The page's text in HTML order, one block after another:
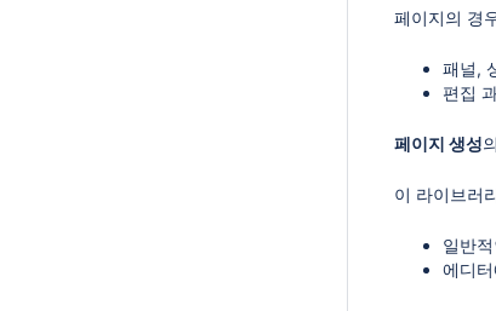
페이지의 경
패널,
편집
페이지 생성
이 라이브러
일반
에디